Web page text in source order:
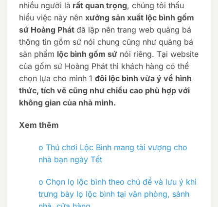
nhiều người là rất quan trọng, chúng tôi thấu
hiểu việc này nên xưởng sản xuất lộc bình gốm
sứ Hoàng Phát đã lập nên trang web quảng bá
thông tin gốm sứ nói chung cũng như quảng bá
sản phẩm lộc bình gốm sứ nói riêng. Tại website
của gốm sứ Hoàng Phát thì khách hàng có thể
chọn lựa cho mình 1 đôi lộc bình vừa ý về hình
thức, tích vẽ cũng như chiều cao phù hợp với
không gian của nhà mình.
Xem thêm
o Thú chơi Lộc Bình mang tài vượng cho
nhà bạn ngày Tết
o Chọn lọ lộc bình theo chủ đề và lưu ý khi
trưng bày lọ lộc bình tại văn phòng, sảnh